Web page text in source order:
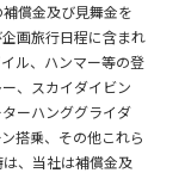
償金及び見舞金を
画旅行日程に含まれ
ル、ハンマー等の登
、スカイダイビン
ーハンググライダ
搭乗、その他これら
、当社は補償金及